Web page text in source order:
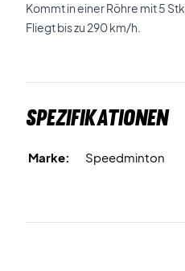
Kommt in einer Röhre mit 5 Stk.
Fliegt bis zu 290 km/h.
Spezifikationen
Marke: Speedminton